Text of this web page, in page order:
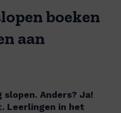
boeken
aan
slopen. Anders? Ja!
Leerlingen in het